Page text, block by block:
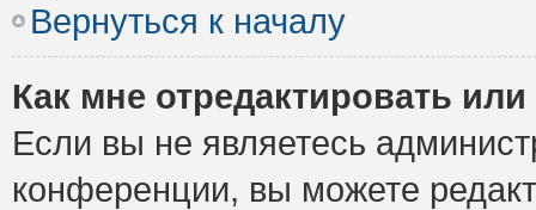
Вернуться к началу
Как мне отредактировать
Если вы не являетесь
конференции, вы можете